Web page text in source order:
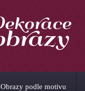
Obrazy podle motivu